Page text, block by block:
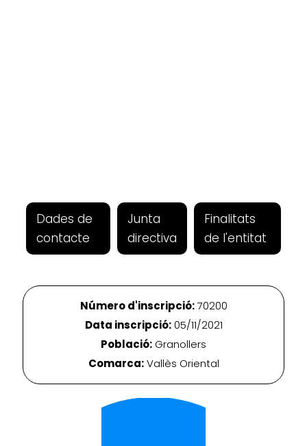
Dades de
contacte
Junta
directiva
Finalitats
de l'entitat
Número d'inscripció:70200
Data inscripció:05/11/2021
Població: Granollers
Comarca:Vallès Oriental